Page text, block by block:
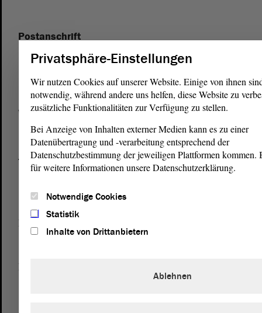
Postanschrift
Landtagvon Sachsen-Anhalt
Domplatz 6–9
39104 Magdeburg
Wegbeschreibung
Auf Google Maps
Telefon und Fax
Fax:
0391 / 560 - 1123
Presse- und Öffentlichkeitsarbeit
0391 / 560 - 0
Privatsphäre-Einstellungen
Wir nutzen Cookies auf unserer Website. Einige von ihnen
notwendig, während andere uns helfen, diese Website zu
zusätzliche Funktionalitäten zur Verfügung zu stellen.
Bei Anzeige von Inhalten externer Medien kann es zu einer
Datenübertragung und -verarbeitung entsprechend der
Datenschutzbestimmung der jeweiligen Plattformen kommen.
für weitere Informationen unsere Datenschutzerklärung.
Notwendige Cookies
Statistik
Inhalte von Drittanbietern
Ablehnen